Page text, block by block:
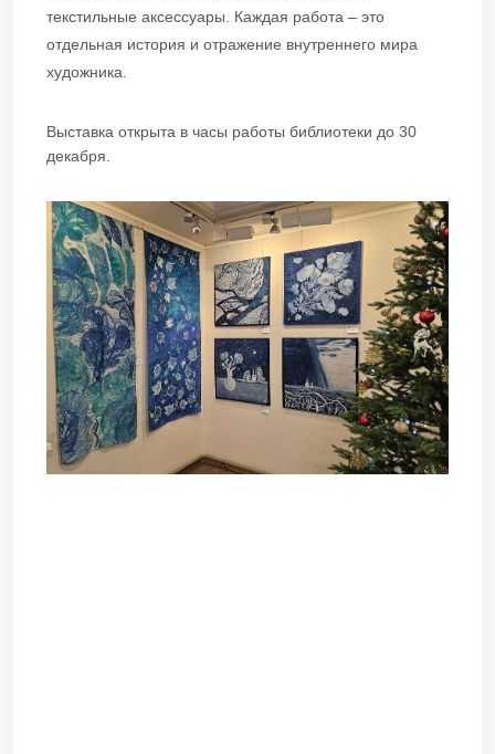
текстильные аксессуары. Каждая работа – это
отдельная история и отражение внутреннего мира
художника.
Выставка открыта в часы работы библиотеки до 30
декабря.